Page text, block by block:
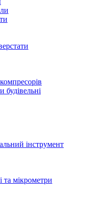
будівельні
інструмент
мікрометри